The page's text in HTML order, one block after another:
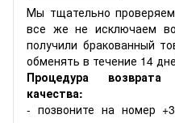
Мы тщательно
все же не исключаем
получили бракованный
обменять в течение 14
Процедура
качества:
- позвоните на номер